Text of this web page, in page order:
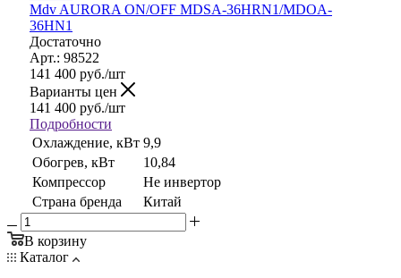
Mdv AURORA ON/OFF MDSA-36HRN1/MDOA-
36HN1
Достаточно
Арт.: 98522
141 400 руб./шт
Варианты цен
141 400 руб./шт
Подробности
Охлаждение, кВт 9,9
Обогрев, кВт
10,84
Компрессор
Не инвертор
Страна бренда
Китай
В корзину
Каталог